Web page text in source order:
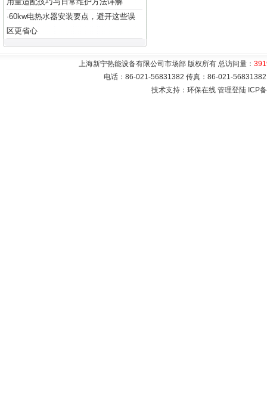
·60kw电热水器安装要点，避开这些误
区更省心
上海新宁热能设备有限公司市场部 版权所有 总访问量：
电话：86-021-56831382 传真：86-021-
技术支持：环保在线 管理登陆 ICP